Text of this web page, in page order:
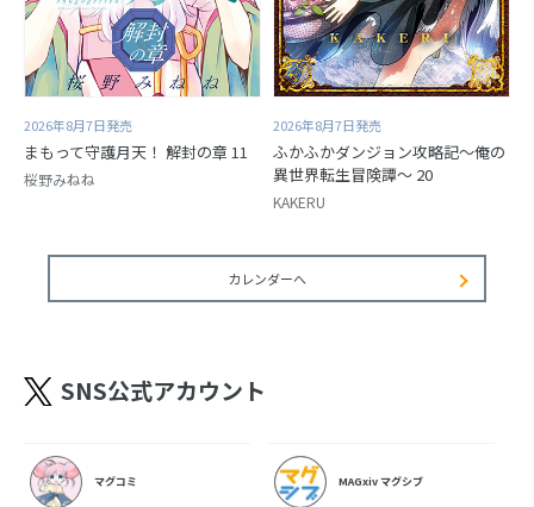
2026年8月7日発売
まもって守護月天！ 解封の章 11
桜野みねね
2026年8月7日発売
ふかふかダンジョン攻略記～俺の
異世界転生冒険譚～ 20
KAKERU
カレンダーへ
SNS公式アカウント
マグコミ MAGxiv マグシブ